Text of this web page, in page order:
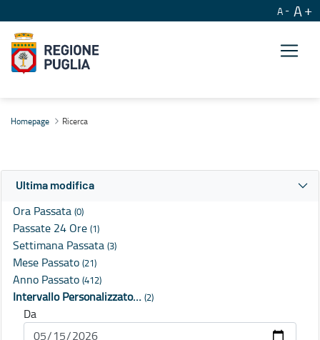
A A
Homepage Ricerca
Ultima modifica
Ora Passata (0)
Passate 24 Ore (1)
Settimana Passata (3)
Mese Passato (21)
Anno Passato (412)
Intervallo Personalizzato… (2)
Da